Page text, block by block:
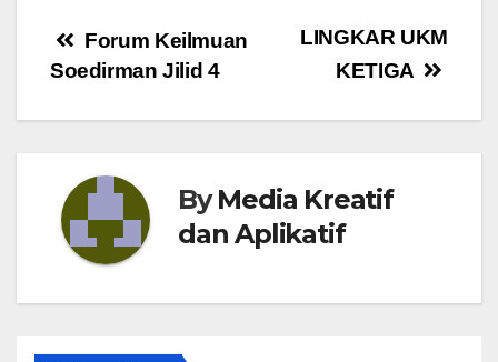
LINGKAR UKM
KETIGA
Forum Keilmuan
Soedirman Jilid 4
ByMedia Kreatif
dan Aplikatif